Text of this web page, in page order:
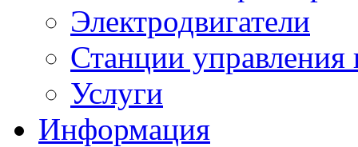
Электродвигатели
Станции управления
Услуги
Информация